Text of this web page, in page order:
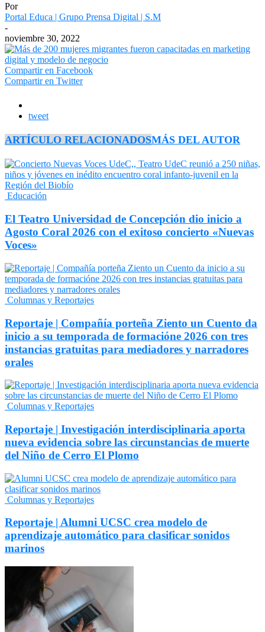
Por
Portal Educa | Grupo Prensa Digital | S.M
-
noviembre 30, 2022
Compartir en Facebook
Compartir en Twitter
tweet
ARTÍCULO RELACIONADOSMÁS DEL AUTOR
Educación
El Teatro Universidad de Concepción dio inicio a
Agosto Coral 2026 con el exitoso concierto «Nuevas
Voces»
Columnas y Reportajes
Reportaje | Compañía porteña Ziento un Cuento da
inicio a su temporada de formacióne 2026 con tres
instancias gratuitas para mediadores y narradores
orales
Columnas y Reportajes
Reportaje | Investigación interdisciplinaria aporta
nueva evidencia sobre las circunstancias de muerte
del Niño de Cerro El Plomo
Columnas y Reportajes
Reportaje | Alumni UCSC crea modelo de
aprendizaje automático para clasificar sonidos
marinos